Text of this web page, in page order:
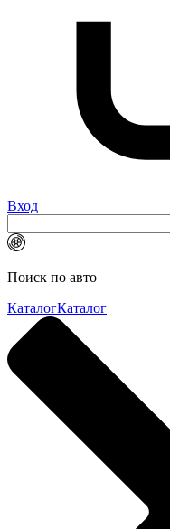
Вход
Поиск по авто
КаталогКаталог